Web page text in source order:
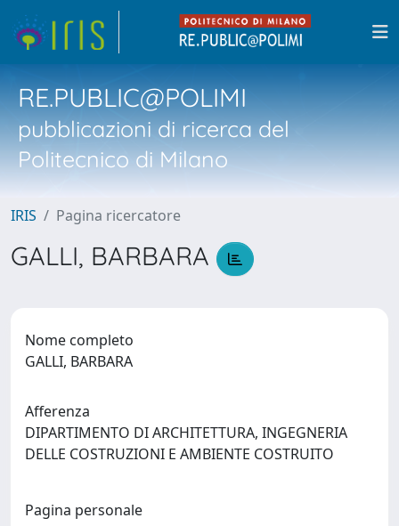
RE.PUBLIC@POLIMI
pubblicazioni di ricerca del
Politecnico di Milano
IRIS Pagina ricercatore
GALLI, BARBARA
Nome completo
GALLI, BARBARA
Afferenza
DIPARTIMENTO DI ARCHITETTURA, INGEGNERIA
DELLE COSTRUZIONI E AMBIENTE COSTRUITO
Pagina personale